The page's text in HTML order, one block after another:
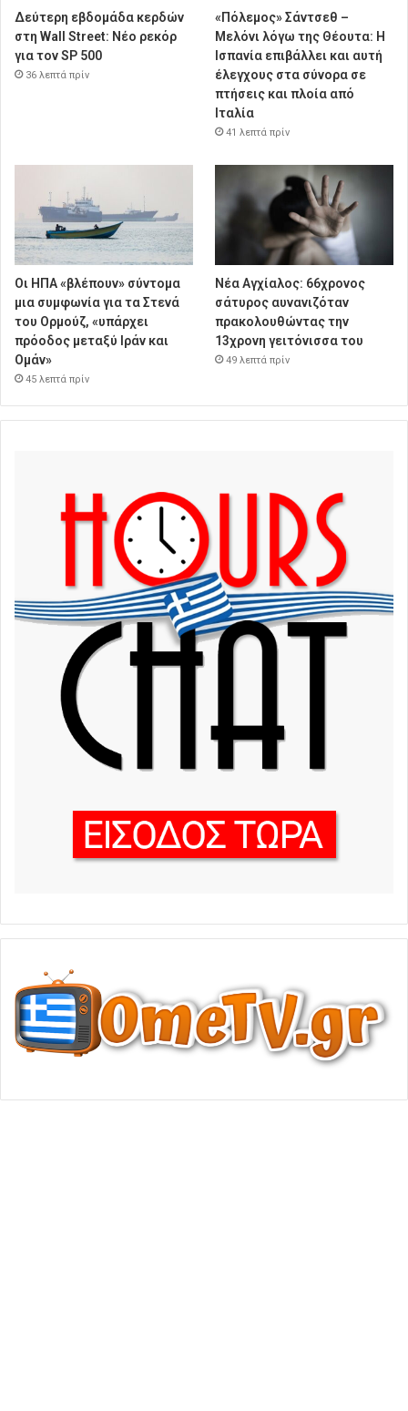
Δεύτερη εβδομάδα κερδών
στη Wall Street: Νέο ρεκόρ
για τον SP 500
36 λεπτά πρίν
«Πόλεμος» Σάντσεθ –
Μελόνι λόγω της Θέουτα: Η
Ισπανία επιβάλλει και αυτή
έλεγχους στα σύνορα σε
πτήσεις και πλοία από
Ιταλία
41 λεπτά πρίν
Οι ΗΠΑ «βλέπουν» σύντομα
μια συμφωνία για τα Στενά
του Ορμούζ, «υπάρχει
πρόοδος μεταξύ Ιράν και
Ομάν»
45 λεπτά πρίν
Νέα Αγχίαλος: 66χρονος
σάτυρος αυνανιζόταν
πρακολουθώντας την
13χρονη γειτόνισσα του
49 λεπτά πρίν